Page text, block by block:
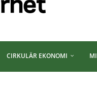
CIRKULÄR EKONOMI